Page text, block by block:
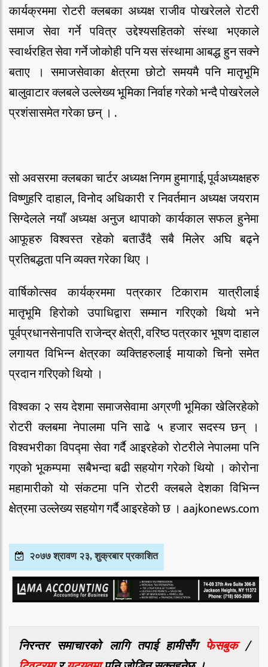
कार्यक्रममा रोटरी क्लबका अध्यक्ष राजीव पोखरेलले रोटरी
समाज सेवा गर्ने पवित्र उद्देश्यसहितको संस्था भएकाले
स्वार्थरहित सेवा गर्ने जोकोही पनि यस संस्थामा आबद्ध हुन सक्ने
बताए । समाजसेवाका क्षेत्रमा छोटो समयमै पनि मातृभूमि
बालुवाटार क्लबले उल्लेख्य भूमिका निर्वाह गरेको भन्दै पोखरेलले
प्रशंसासमेत गरेका छन् । .
सो अवसरमा क्लबका चार्टर अध्यक्ष निगम हुमागाई, पूर्वअध्यक्षहरु
विष्णुहरि दाहाल, विनोद अधिकारी र निवर्तमान अध्यक्ष जयराम
सिग्देलले नयाँ अध्यक्ष अनुज थापाको कार्यकाल सफल हुनेमा
आफूहरु विश्वस्त रहेको बताउँदै सबै मिलेर अघि बढ्ने
प्रतिबद्धता पनि व्यक्त गरेका थिए ।
वार्षिकोत्सव कार्यक्रममा पत्रकार टिकाराम यात्रीलाई
मातृभूमि हिरोको उपाधिद्वारा सम्मान गरिएको थियो भने
पूर्वप्रधानसेनापति राजेन्द्र क्षेत्री, वरिष्ठ पत्रकार भूषण दाहाल
लगायत विभिन्न क्षेत्रका व्यक्तिहरुलाई मायाको चिनो समेत
प्रदान गरिएको थियो ।
विश्वका २ सय देशमा समाजसेवामा अग्रणी भूमिका खेलिरहेको
रोटरी क्लबमा नेपालमा पनि साढे ५ हजार सदस्य छन् ।
विश्वभरीका विपद्मा सेवा गर्दै आइरहेको रोटरीले नेपालमा पनि
गएको भूकम्पमा सबैभन्दा बढी सहयोग गरेको थियो । कोरोना
महामारीको यो संकटमा पनि रोटरी क्लबले देशका विभिन्न
क्षेत्रमा उल्लेख्य सहयोग गर्दै आइरहेको छ । aajkonews.com
२०७७ श्रावण २३, शुक्रबार प्रकाशित
निरन्तर समाचारको लागि तपाई हामीसँग फेसबुक/